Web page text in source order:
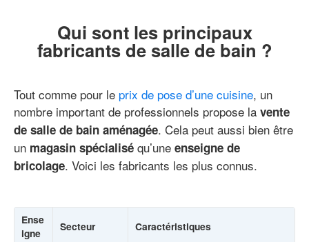
Qui sont les principaux
fabricants de salle de bain ?
Tout comme pour le prix de pose d’une cuisine, un
nombre important de professionnels propose la vente
de salle de bain aménagée. Cela peut aussi bien être
un magasin spécialisé qu’une enseigne de
bricolage. Voici les fabricants les plus connus.
Ense
igne
Secteur Caractéristiques